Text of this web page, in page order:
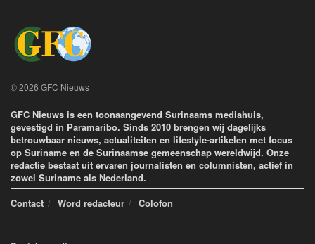
© 2026 GFC Nieuws
GFC Nieuws is een toonaangevend Surinaams mediahuis,
gevestigd in Paramaribo. Sinds 2010 brengen wij dagelijks
betrouwbaar nieuws, actualiteiten en lifestyle-artikelen met focus
op Suriname en de Surinaamse gemeenschap wereldwijd. Onze
redactie bestaat uit ervaren journalisten en columnisten, actief in
zowel Suriname als Nederland.
Contact
Word redacteur Colofon